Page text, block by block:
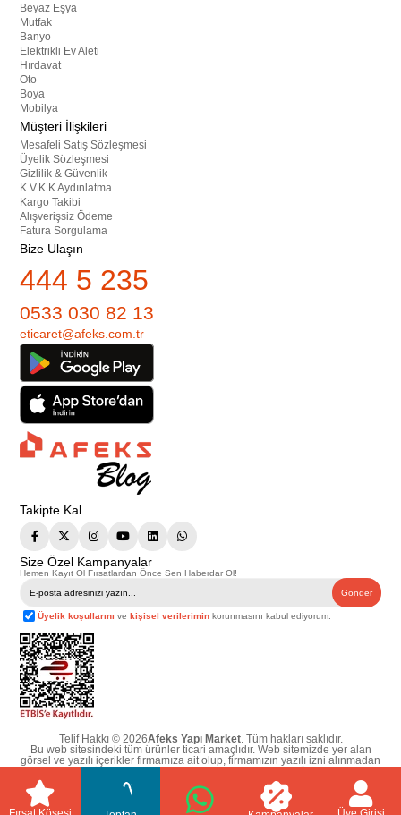
Beyaz Eşya
Mutfak
Banyo
Elektrikli Ev Aleti
Hırdavat
Oto
Boya
Mobilya
Müşteri İlişkileri
Mesafeli Satış Sözleşmesi
Üyelik Sözleşmesi
Gizlilik & Güvenlik
K.V.K.K Aydınlatma
Kargo Takibi
Alışverişsiz Ödeme
Fatura Sorgulama
Bize Ulaşın
444 5 235
0533 030 82 13
eticaret@afeks.com.tr
Takipte Kal
Size Özel Kampanyalar
Hemen Kayıt Ol Fırsatlardan Önce Sen Haberdar Ol!
Gönder
Üyelik koşullarını vekişisel verilerimin korunmasını kabul ediyorum.
Telif Hakkı © 2026Afeks Yapı Market. Tüm hakları saklıdır.
Bu web sitesindeki tüm ürünler ticari amaçlıdır. Web sitemizde yer alan
görsel ve yazılı içerikler firmamıza ait olup, firmamızın yazılı izni alınmadan
hiçbir yazılı/görsel içerik, logo, kopyalanamaz, kaynak gösterilemez ve
başka yerlerde kullanılamaz. İçeriklerin izin alınmadan kopyalanması ve
kullanılması 5846 sayılı Fikir ve Sanat Eserleri Yasasına göre suçtur.